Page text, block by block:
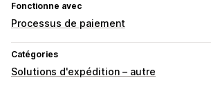
Fonctionne avec
Processus de paiement
Catégories
Solutions d'expédition – autre